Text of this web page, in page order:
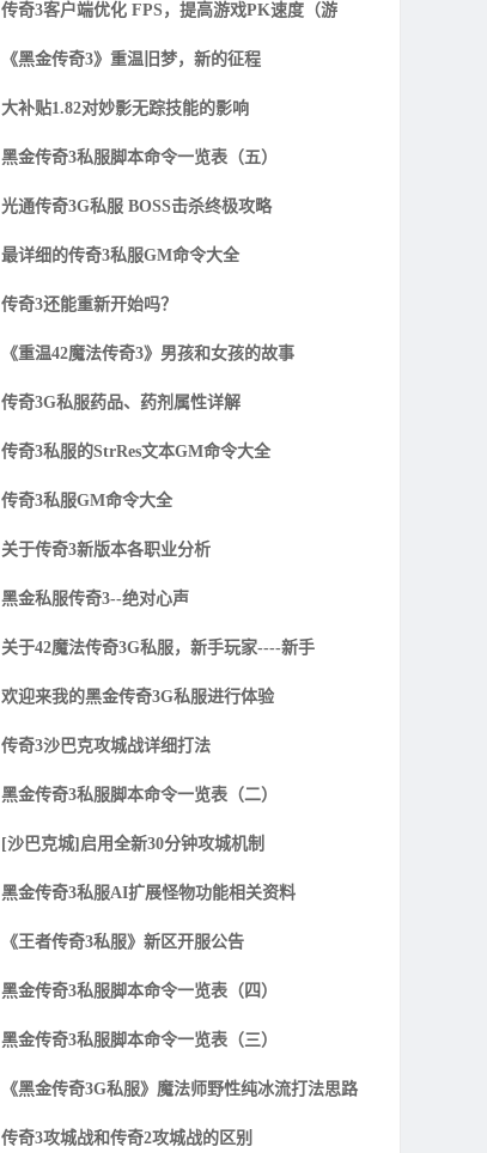
传奇3客户端优化 FPS，提高游戏PK速度（游
《黑金传奇3》重温旧梦，新的征程
大补贴1.82对妙影无踪技能的影响
黑金传奇3私服脚本命令一览表（五）
光通传奇3G私服 BOSS击杀终极攻略
最详细的传奇3私服GM命令大全
传奇3还能重新开始吗？
《重温42魔法传奇3》男孩和女孩的故事
传奇3G私服药品、药剂属性详解
传奇3私服的StrRes文本GM命令大全
传奇3私服GM命令大全
关于传奇3新版本各职业分析
黑金私服传奇3--绝对心声
关于42魔法传奇3G私服，新手玩家----新手
欢迎来我的黑金传奇3G私服进行体验
传奇3沙巴克攻城战详细打法
黑金传奇3私服脚本命令一览表（二）
[沙巴克城]启用全新30分钟攻城机制
黑金传奇3私服AI扩展怪物功能相关资料
《王者传奇3私服》新区开服公告
黑金传奇3私服脚本命令一览表（四）
黑金传奇3私服脚本命令一览表（三）
《黑金传奇3G私服》魔法师野性纯冰流打法思路
传奇3攻城战和传奇2攻城战的区别